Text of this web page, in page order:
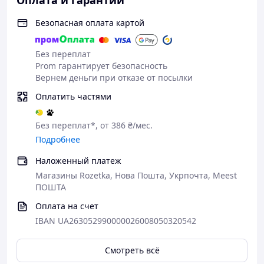
Регулировки: скорость дохлопа, скорость
Фиксация двери: нет;
Накладной монтаж;
Цветовое решение корпуса: серый.
Безопасная оплата картой
Без переплат
Prom гарантирует безопасность
Вернем деньги при отказе от посылки
Оплатить частями
Без переплат*, от 386 ₴/мес.
Подробнее
Наложенный платеж
Магазины Rozetka, Нова Пошта, Укрпочта, Meest
ПОШТА
Оплата на счет
IBAN UA263052990000026008050320542
Смотреть всё